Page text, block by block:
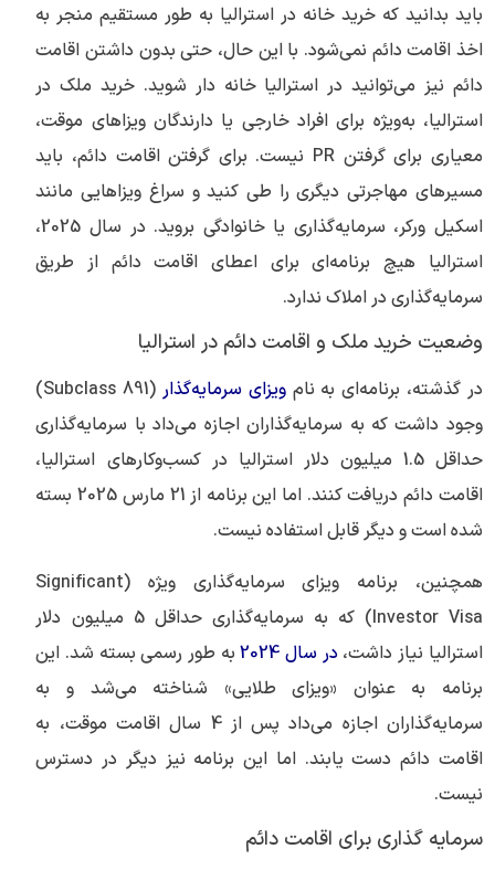
باید بدانید که خرید خانه در استرالیا به طور مستقیم منجر به
اخذ اقامت دائم نمی‌شود. با این حال، حتی بدون داشتن اقامت
دائم نیز می‌توانید در استرالیا خانه دار شوید. خرید ملک در
استرالیا، به‌ویژه برای افراد خارجی یا دارندگان ویزاهای موقت،
معیاری برای گرفتن PR نیست. برای گرفتن اقامت دائم، باید
مسیرهای مهاجرتی دیگری را طی کنید و سراغ ویزاهایی مانند
اسکیل ورکر، سرمایه‌گذاری یا خانوادگی بروید. در سال 2025،
استرالیا هیچ برنامه‌ای برای اعطای اقامت دائم از طریق
سرمایه‌گذاری در املاک ندارد.
وضعیت خرید ملک و اقامت دائم در استرالیا
در گذشته، برنامه‌ای به نامویزای سرمایه‌گذار
(Subclass 891)
وجود داشت که به سرمایه‌گذاران اجازه می‌داد با سرمایه‌گذاری
حداقل 1.5 میلیون دلار استرالیا در کسب‌وکارهای استرالیا،
اقامت دائم دریافت کنند. اما این برنامه از 21 مارس 2025 بسته
شده است و دیگر قابل استفاده نیست.
همچنین، برنامه ویزای سرمایه‌گذاری ویژه (Significant
Investor Visa) که به سرمایه‌گذاری حداقل 5 میلیون دلار
استرالیا نیاز داشت، در سال 2024
به طور رسمی بسته شد. این
برنامه به عنوان «ویزای طلایی» شناخته می‌شد و به
سرمایه‌گذاران اجازه می‌داد پس از 4 سال اقامت موقت، به
اقامت دائم دست یابند. اما این برنامه نیز دیگر در دسترس
نیست.
سرمایه گذاری برای اقامت دائم